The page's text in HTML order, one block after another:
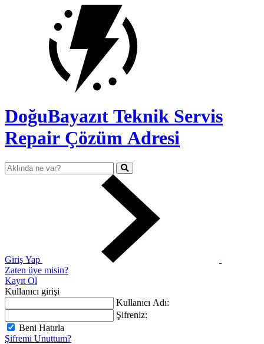
DoğuBayazıt Teknik Servis
Repair Çözüm Adresi
Giriş Yap
Zaten üye misin?
Kayıt Ol
Kullanıcı girişi
Kullanıcı Adı:
Şifreniz:
Beni Hatırla
Şifremi Unuttum?